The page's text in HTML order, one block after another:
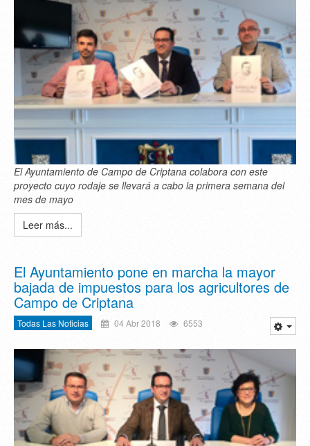
El Ayuntamiento de Campo de Criptana colabora con este
proyecto cuyo rodaje se llevará a cabo la primera semana del
mes de mayo
Leer más...
El Ayuntamiento pone en marcha la mayor
bajada de impuestos para los agricultores de
Campo de Criptana
Todas Las Noticias 04 Abr 2018 6553